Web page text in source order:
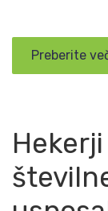
Preberite